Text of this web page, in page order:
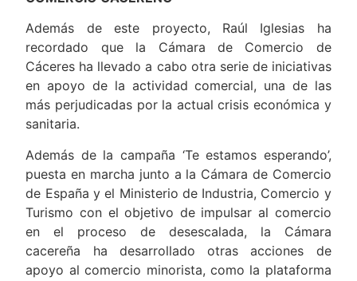
Además de este proyecto, Raúl Iglesias ha
recordado que la Cámara de Comercio de
Cáceres ha llevado a cabo otra serie de iniciativas
en apoyo de la actividad comercial, una de las
más perjudicadas por la actual crisis económica y
sanitaria.
Además de la campaña ‘Te estamos esperando’,
puesta en marcha junto a la Cámara de Comercio
de España y el Ministerio de Industria, Comercio y
Turismo con el objetivo de impulsar al comercio
en el proceso de desescalada, la Cámara
cacereña ha desarrollado otras acciones de
apoyo al comercio minorista, como la plataforma